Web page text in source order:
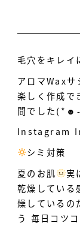
毛穴をキレイ
アロマWax
楽しく作成で
間でした
Instagram
シミ対策
️ 夏のお肌 実
乾燥している
燥しているの
う 毎日コツ